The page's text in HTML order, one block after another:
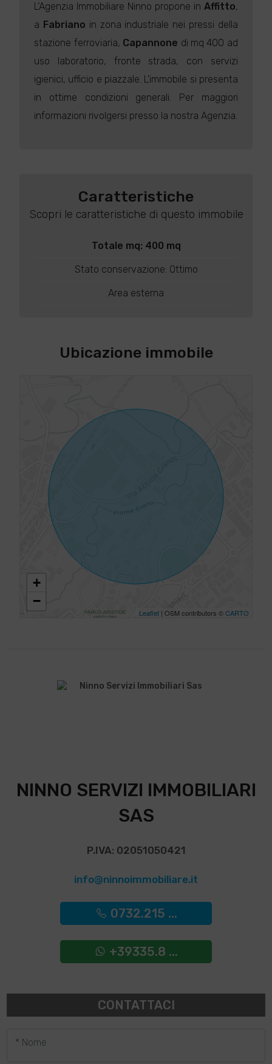
L'Agenzia Immobiliare Ninno propone in Affitto,
a Fabriano in zona industriale nei pressi della
stazione ferroviaria, Capannone di mq 400 ad
uso laboratorio, fronte strada, con servizi
igienici, ufficio e piazzale. L'immobile si presenta
in ottime condizioni generali. Per maggiori
informazioni rivolgersi presso la nostra Agenzia.
Caratteristiche
Scopri le caratteristiche di questo immobile
Totale mq: 400 mq
Stato conservazione: Ottimo
Area esterna
Ubicazione immobile
+
−
Leaflet| OSM contributors ©CARTO
NINNO SERVIZI IMMOBILIARI
SAS
P.IVA: 02051050421
info@ninnoimmobiliare.it
0732.215 ...
+39335.8 ...
CONTATTACI
* Nome